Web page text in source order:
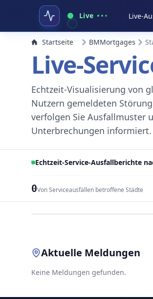
Live Live-
Startseite BMMortgages
Live-
Echtzeit-Visualisierung von
Nutzern gemeldeten
verfolgen Sie Ausfallmuster
Unterbrechungen
Echtzeit-Service-Ausfallberichte
0Von Serviceausfällen betroffene Städte
Aktuelle Meldungen
Keine Meldungen gefunden.